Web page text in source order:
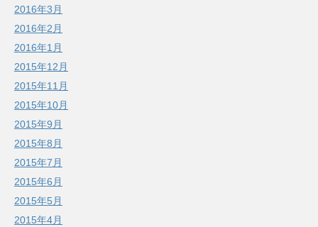
2016年3月
2016年2月
2016年1月
2015年12月
2015年11月
2015年10月
2015年9月
2015年8月
2015年7月
2015年6月
2015年5月
2015年4月